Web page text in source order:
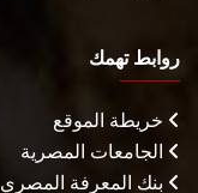
روابط تهمك
خريطة الموقع
الجامعات المصرية
بنك المعرفة المصري